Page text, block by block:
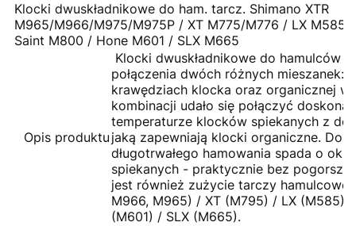
Klocki dwuskładnikowe do ham. tarcz. Shimano XTR
M965/M966/M975/M975P / XT M775/M776 / LX M585
Saint M800 / Hone M601 / SLX M665
Opis produktu
Klocki dwuskładnikowe do hamulców
połączenia dwóch różnych mieszanek:
krawędziach klocka oraz organicznej
kombinacji udało się połączyć
temperaturze klocków spiekanych z
jaką zapewniają klocki organiczne. Do
długotrwałego hamowania spada o
spiekanych - praktycznie bez
jest również zużycie tarczy
M966, M965) / XT (M795) / LX (M585)
(M601) / SLX (M665).